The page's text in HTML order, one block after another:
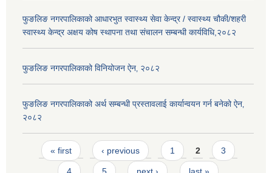
फुङलिङ नगरपालिकाको आधारभुत स्वास्थ्य सेवा केन्द्र / स्वास्थ्य चौकी/शहरी
स्वास्थ्य केन्द्र अक्षय कोष स्थापना तथा संचालन सम्बन्धी कार्यविधि,२०८२
फुङलिङ नगरपालिकाको विनियोजन ऐन‚ २०८२
फुङलिङ नगरपालिकाको अर्थ सम्बन्धी प्रस्तावलाई कार्यान्वयन गर्न बनेको ऐन‚
२०८२
Pages
« first ‹ previous 1 2 3